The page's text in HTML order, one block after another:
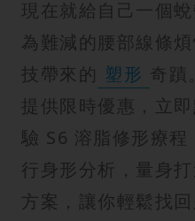
現在就給自己一個
為難減的腰部線條
技帶來的 塑形 奇
提供限時優惠，立
驗 S6 溶脂修形療程
行身形分析，量身
方案，讓你輕鬆找